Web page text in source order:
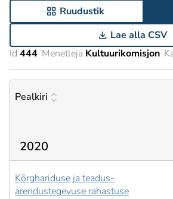
Ruudustik
Lae alla CSV
Id 444 Menetleja Kultuurikomisjon
Pealkiri
2020
Kõrghariduse ja teadus-
arendustegevuse rahastuse